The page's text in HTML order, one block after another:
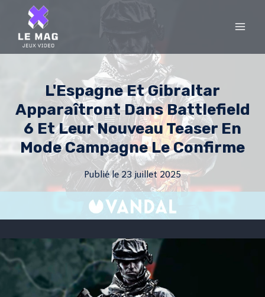
content
L'Espagne Et Gibraltar
Apparaîtront Dans Battlefield
6 Et Leur Nouveau Teaser En
Mode Campagne Le Confirme
Publié le 23 juillet 2025